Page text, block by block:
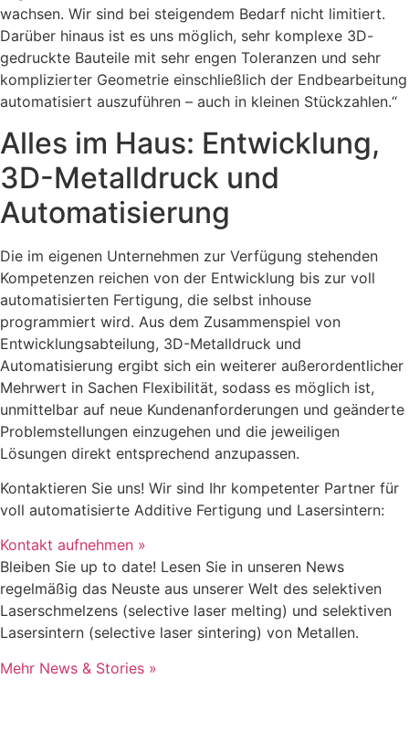
wachsen. Wir sind bei steigendem Bedarf nicht limitiert.
Darüber hinaus ist es uns möglich, sehr komplexe 3D-
gedruckte Bauteile mit sehr engen Toleranzen und sehr
komplizierter Geometrie einschließlich der Endbearbeitung
automatisiert auszuführen – auch in kleinen Stückzahlen.“
Alles im Haus: Entwicklung,
3D-Metalldruck und
Automatisierung
Die im eigenen Unternehmen zur Verfügung stehenden
Kompetenzen reichen von der Entwicklung bis zur voll
automatisierten Fertigung, die selbst inhouse
programmiert wird. Aus dem Zusammenspiel von
Entwicklungsabteilung, 3D-Metalldruck und
Automatisierung ergibt sich ein weiterer außerordentlicher
Mehrwert in Sachen Flexibilität, sodass es möglich ist,
unmittelbar auf neue Kundenanforderungen und geänderte
Problemstellungen einzugehen und die jeweiligen
Lösungen direkt entsprechend anzupassen.
Kontaktieren Sie uns! Wir sind Ihr kompetenter Partner für
voll automatisierte Additive Fertigung und Lasersintern:
Kontakt aufnehmen »
Bleiben Sie up to date! Lesen Sie in unseren News
regelmäßig das Neuste aus unserer Welt des selektiven
Laserschmelzens (selective laser melting) und selektiven
Lasersintern (selective laser sintering) von Metallen.
Mehr News & Stories »